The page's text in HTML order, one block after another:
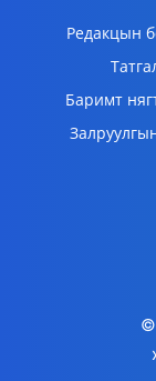
Редакцын
Баримт
©